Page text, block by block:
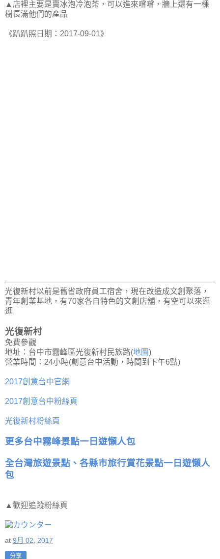
▲店裡主要是賣冰泡冷泡茶，可以進來嚐嚐，牆上還有一棵
樹長滿他們的產品
《趴趴照日期：2017-09-01》
光復新村以前是舊省政府員工宿舍，現在改造成文創聚落，
青年創業基地，有70家各自特色的文創店舖，有空可以來逛
逛
光復新村
免費參觀
地址：台中市霧峰區光復新村民族路(地圖)
營業時間：24小時(創意台中活動，時間到下午6點)
2017創意台中官網
2017創意台中粉絲頁
光復新村粉絲頁
更多台中霧峰景點一日遊懶人包
全台灣旅遊景點、各縣市旅行賞花景點一日遊懶人
包
▲歡迎追蹤粉絲頁
at 9月 02, 2017
分享